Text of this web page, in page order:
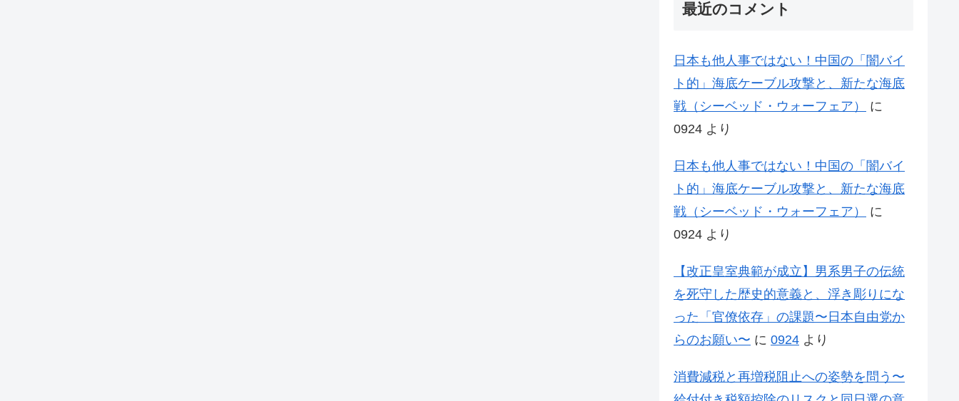
最近のコメント
日本も他人事ではない！中国の「闇バイ
ト的」海底ケーブル攻撃と、新たな海底
戦（シーベッド・ウォーフェア）
に
0924 より
日本も他人事ではない！中国の「闇バイ
ト的」海底ケーブル攻撃と、新たな海底
戦（シーベッド・ウォーフェア）
に
0924 より
【改正皇室典範が成立】男系男子の伝統
を死守した歴史的意義と、浮き彫りにな
った「官僚依存」の課題〜日本自由党か
らのお願い〜 に 0924 より
消費減税と再増税阻止への姿勢を問う〜